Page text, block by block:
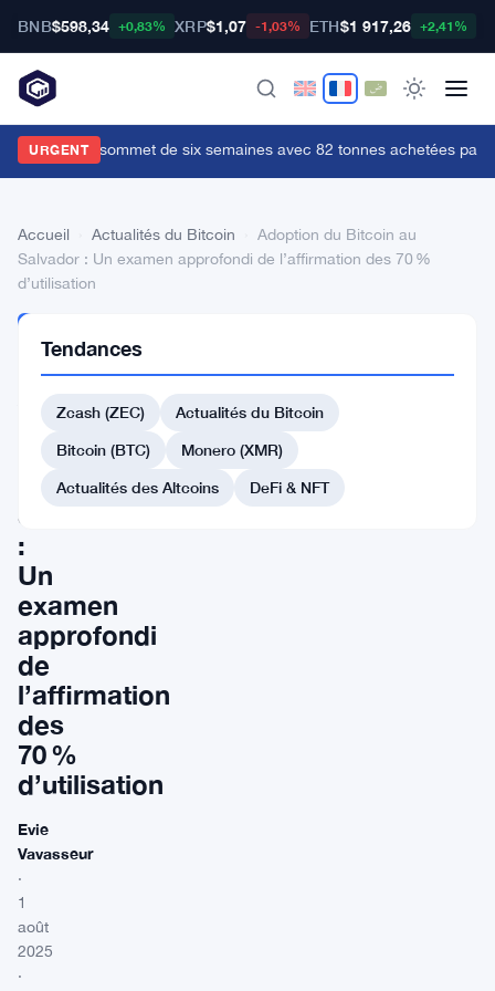
BNB$598,34 +0,83% XRP$1,07 -1,03% ETH$1 917,26 +2,41%
URGENT
atteint un sommet de six semaines avec 82 tonnes achetées par
Accueil Actualités du Bitcoin
Adoption du Bitcoin au
Salvador : Un examen approfondi de l’affirmation des 70 %
d’utilisation
DU BITCOIN
Bitcoin
Salvador
:
Un
examen
approfondi
de
l’affirmation
des
70 %
d’utilisation
Evie
Vavasseur
·
1
août
2025
·
Tendances
Zcash (ZEC)
Actualités du Bitcoin
Bitcoin (BTC)
Monero (XMR)
Actualités des Altcoins
DeFi & NFT